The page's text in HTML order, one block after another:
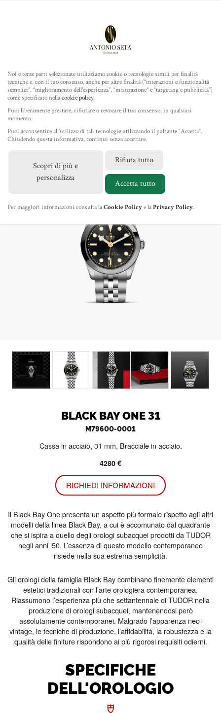
ROLEX
TUDOR
GIOIELLERIA
IL NEGOZIO
NEWS
CONTATTI
BLACK BAY ONE 31
M79600-0001
Cassa in acciaio, 31 mm, Bracciale in acciaio.
4280 €
RICHIEDI INFORMAZIONI
Il Black Bay One presenta un aspetto più formale rispetto agli altri
modelli della linea Black Bay, a cui è accomunato dal quadrante
che si ispira a quello degli orologi subacquei prodotti da TUDOR
negli anni ’50. L’essenza di questo modello contemporaneo
risiede nella sua estrema semplicità.
Gli orologi della famiglia Black Bay combinano finemente elementi
estetici tradizionali con l’arte orologiera contemporanea.
Riassumono l’esperienza più che settantennale di TUDOR nella
produzione di orologi subacquei, mantenendosi però
assolutamente contemporanei. Malgrado l’apparenza neo-
vintage, le tecniche di produzione, l’affidabilità, la robustezza e la
qualità delle finiture rispondono ai più rigorosi requisiti odierni.
SPECIFICHE
DELL'OROLOGIO
Noi e terze parti selezionate utilizziamo cookie o tecnologie simili per finalità
tecniche e, con il tuo consenso, anche per altre finalità (“interazioni e funzionalità
semplici”, “miglioramento dell'esperienza”, “misurazione” e “targeting e pubblicità”)
come specificato nellacookie policy.
Puoi liberamente prestare, rifiutare o revocare il tuo consenso, in qualsiasi
momento.
Puoi acconsentire all’utilizzo di tali tecnologie utilizzando il pulsante “Accetta”.
Chiudendo questa informativa, continui senza accettare.
Scopri di più e
personalizza
Rifiuta tutto
Accetta tutto
Per maggiori informazioni consulta laCookie Policye laPrivacy Policy.